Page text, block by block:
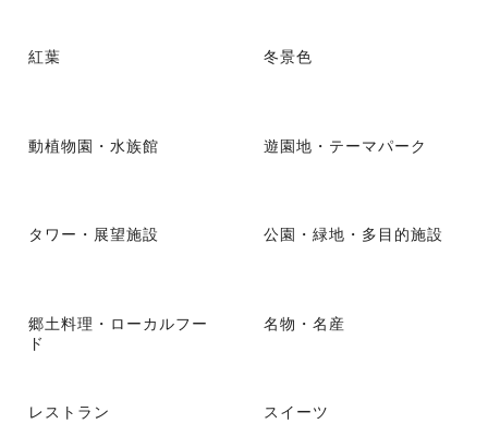
紅葉 冬景色
動植物園・水族館 遊園地・テーマパーク
タワー・展望施設 公園・緑地・多目的施設
郷土料理・ローカルフー
ド
名物・名産
レストラン スイーツ